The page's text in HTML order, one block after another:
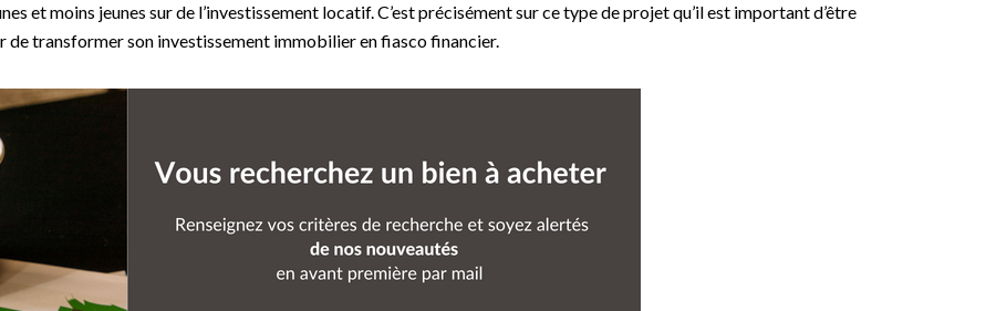
et moins jeunes sur de l’investissement locatif. C’est précisément sur ce type de projet qu’il est important d’être
transformer son investissement immobilier en fiasco financier.